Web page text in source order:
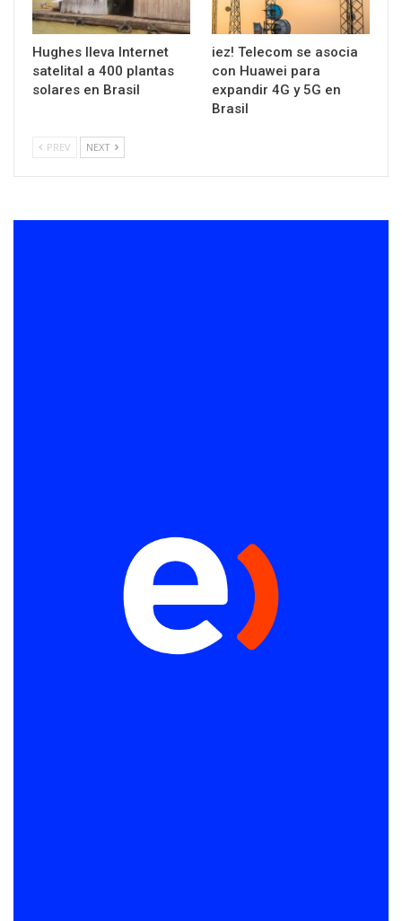
Hughes lleva Internet
satelital a 400 plantas
solares en Brasil
iez! Telecom se asocia
con Huawei para
expandir 4G y 5G en
Brasil
PREV NEXT